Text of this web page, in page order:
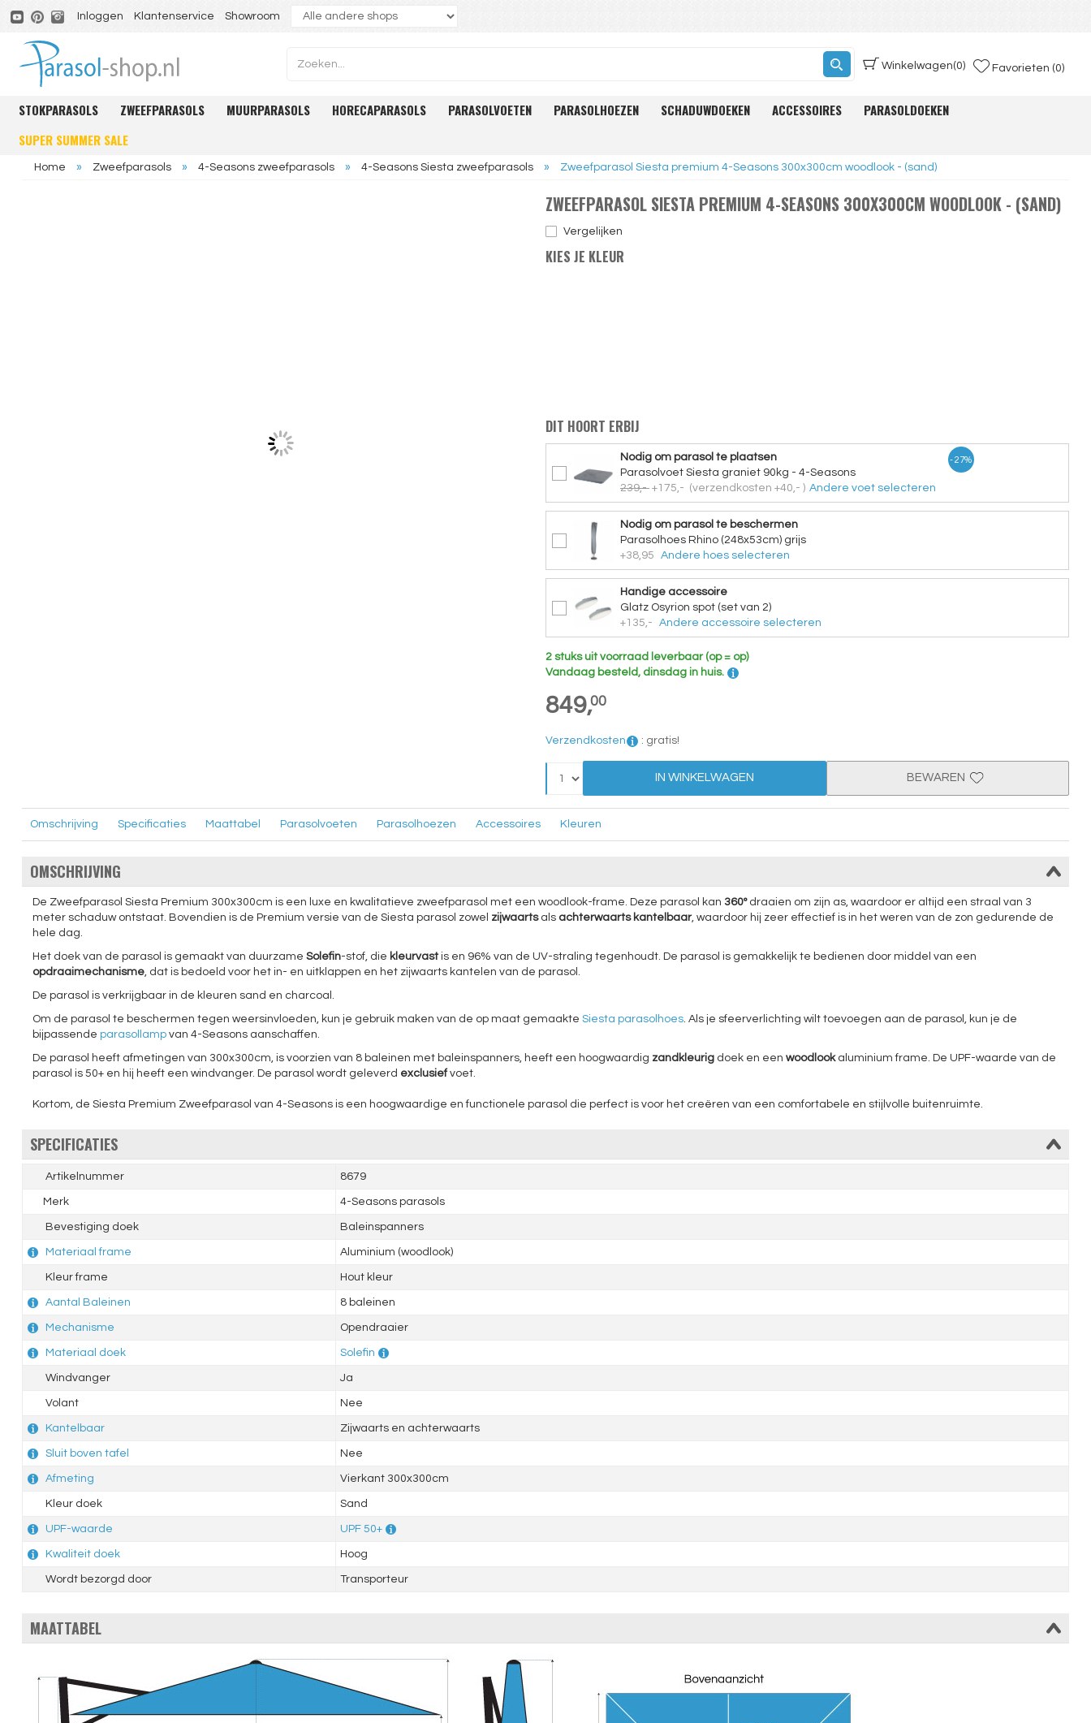
Inloggen Klantenservice Showroom
Winkelwagen(0) Favorieten (0)
STOKPARASOLS ZWEEFPARASOLS MUURPARASOLS HORECAPARASOLS PARASOLVOETEN PARASOLHOEZEN SCHADUWDOEKEN ACCESSOIRES
PARASOLDOEKEN
SUPER SUMMER SALE
Home » Zweefparasols » 4-Seasons zweefparasols » 4-Seasons Siesta zweefparasols » Zweefparasol Siesta premium 4-Seasons 300x300cm woodlook - (sand)
ZWEEFPARASOL SIESTA PREMIUM 4-SEASONS 300X300CM WOODLOOK - (SAND)
Vergelijken
KIES JE KLEUR
DIT HOORT ERBIJ
Nodig om parasol te plaatsen
Parasolvoet Siesta graniet 90kg - 4-Seasons
239,- +175,- (verzendkosten +40,- ) Andere voet selecteren
- 27%
Nodig om parasol te beschermen
Parasolhoes Rhino (248x53cm) grijs
+38,95
Andere hoes selecteren
Handige accessoire
Glatz Osyrion spot (set van 2)
+135,-
Andere accessoire selecteren
2 stuks uit voorraad leverbaar (op = op)
Vandaag besteld, dinsdag in huis.
849,00
Verzendkosten : gratis!
IN WINKELWAGEN BEWAREN
Omschrijving Specificaties Maattabel Parasolvoeten Parasolhoezen Accessoires Kleuren
OMSCHRIJVING
De Zweefparasol Siesta Premium 300x300cm is een luxe en kwalitatieve zweefparasol met een woodlook-frame. Deze parasol kan 360ºdraaien om zijn as, waardoor er altijd een straal van 3
meter schaduw ontstaat. Bovendien is de Premium versie van de Siesta parasol zowel zijwaartsals achterwaarts kantelbaar, waardoor hij zeer effectief is in het weren van de zon gedurende de
hele dag.
Het doek van de parasol is gemaakt van duurzame Solefin-stof, die kleurvastis en 96% van de UV-straling tegenhoudt. De parasol is gemakkelijk te bedienen door middel van een
opdraaimechanisme, dat is bedoeld voor het in- en uitklappen en het zijwaarts kantelen van de parasol.
De parasol is verkrijgbaar in de kleuren sand en charcoal.
Om de parasol te beschermen tegen weersinvloeden, kun je gebruik maken van de op maat gemaakte Siesta parasolhoes. Als je sfeerverlichting wilt toevoegen aan de parasol, kun je de
bijpassende parasollampvan 4-Seasons aanschaffen.
De parasol heeft afmetingen van 300x300cm, is voorzien van 8 baleinen met baleinspanners, heeft een hoogwaardig zandkleurigdoek en een woodlookaluminium frame. De UPF-waarde van de
parasol is 50+ en hij heeft een windvanger. De parasol wordt geleverd exclusiefvoet.
Kortom, de Siesta Premium Zweefparasol van 4-Seasons is een hoogwaardige en functionele parasol die perfect is voor het creëren van een comfortabele en stijlvolle buitenruimte.
SPECIFICATIES
Artikelnummer 8679
Merk 4-Seasons parasols
Bevestiging doek Baleinspanners
Materiaal frame Aluminium (woodlook)
Kleur frame Hout kleur
Aantal Baleinen 8 baleinen
Mechanisme Opendraaier
Materiaal doek Solefin
Windvanger Ja
Volant Nee
Kantelbaar Zijwaarts en achterwaarts
Sluit boven tafel Nee
Afmeting Vierkant 300x300cm
Kleur doek Sand
UPF-waarde UPF 50+
Kwaliteit doek Hoog
Wordt bezorgd door Transporteur
MAATTABEL